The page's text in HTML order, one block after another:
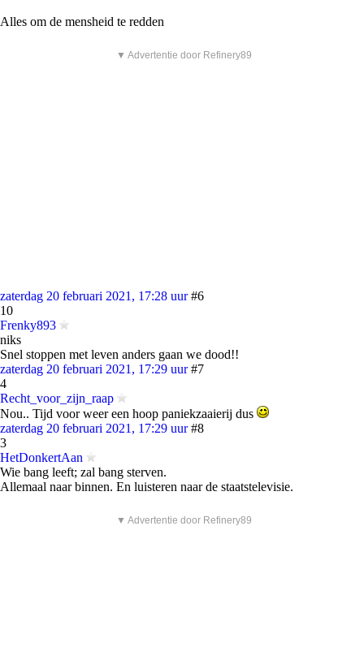
Alles om de mensheid te redden
▼ Advertentie door Refinery89
zaterdag 20 februari 2021, 17:28 uur #6
10
Frenky893
niks
Snel stoppen met leven anders gaan we dood!!
zaterdag 20 februari 2021, 17:29 uur #7
4
Recht_voor_zijn_raap
Nou.. Tijd voor weer een hoop paniekzaaierij dus
zaterdag 20 februari 2021, 17:29 uur #8
3
HetDonkertAan
Wie bang leeft; zal bang sterven.
Allemaal naar binnen. En luisteren naar de staatstelevisie.
▼ Advertentie door Refinery89